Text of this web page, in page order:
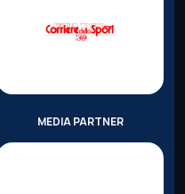
MEDIA PARTNER